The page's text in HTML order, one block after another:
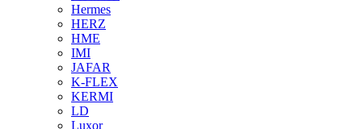
Hermes
HERZ
HME
IMI
JAFAR
K-FLEX
KERMI
LD
Luxor